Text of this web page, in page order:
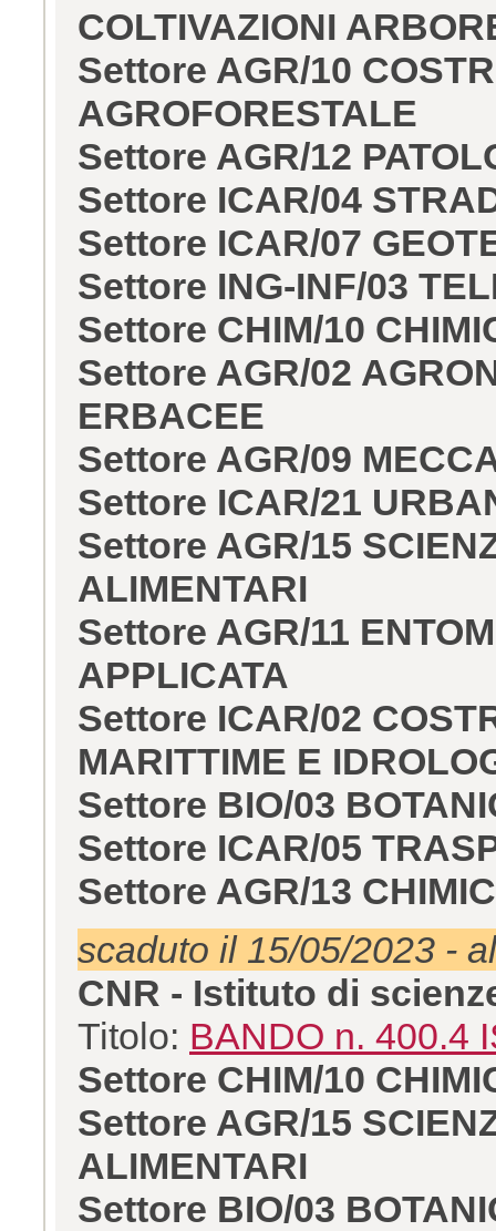
COLTIVAZIONI
Settore AGR/10
AGROFORESTALE
Settore AGR/12
Settore ICAR/04
Settore ICAR/07
Settore ING-INF/03
Settore CHIM/10
Settore AGR/02
ERBACEE
Settore AGR/09
Settore ICAR/21
Settore AGR/15
ALIMENTARI
Settore AGR/11
APPLICATA
Settore ICAR/02
MARITTIME E
Settore BIO/03
Settore ICAR/05
Settore AGR/13
scaduto il 15/05/2023 -
CNR - Istituto di
Titolo: BANDO n. 400.4
Settore CHIM/10
Settore AGR/15
ALIMENTARI
Settore BIO/03